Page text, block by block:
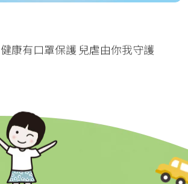
特別聲明非本會合作之活動
※志工招募說明會※